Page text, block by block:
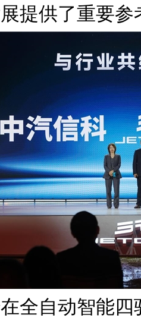
提供了重要参
全自动智能